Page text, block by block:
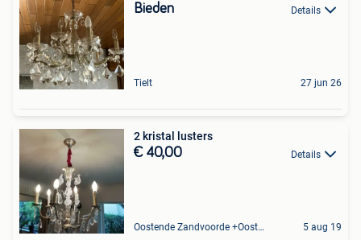
Bieden Details
Tielt 27 jun 26
2 kristal lusters
€ 40,00 Details
Oostende Zandvoorde +Oostende 5 aug 19